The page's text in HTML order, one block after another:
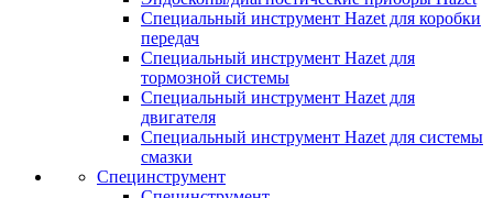
Специальный инструмент Hazet для коробки
передач
Специальный инструмент Hazet для
тормозной системы
Специальный инструмент Hazet для
двигателя
Специальный инструмент Hazet для системы
смазки
Специнструмент